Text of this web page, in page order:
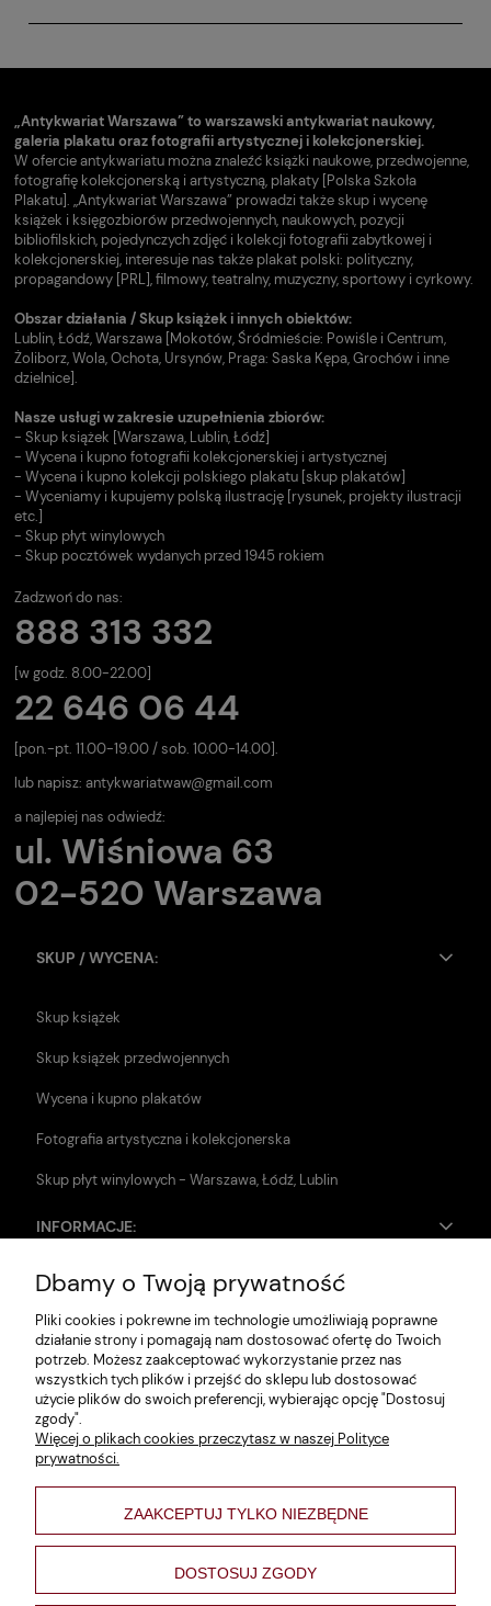
„Antykwariat Warszawa” to warszawski antykwariat naukowy,
galeria plakatu oraz fotografii artystycznej i kolekcjonerskiej.
W ofercie antykwariatu można znaleźć książki naukowe, przedwojenne,
fotografię kolekcjonerską i artystyczną, plakaty [Polska Szkoła
Plakatu]. „Antykwariat Warszawa” prowadzi także skup i wycenę
książek i księgozbiorów przedwojennych, naukowych, pozycji
bibliofilskich, pojedynczych zdjęć i kolekcji fotografii zabytkowej i
kolekcjonerskiej, interesuje nas także plakat polski: polityczny,
propagandowy [PRL], filmowy, teatralny, muzyczny, sportowy i cyrkowy.
Obszar działania / Skup książek i innych obiektów:
Lublin, Łódź, Warszawa [Mokotów, Śródmieście: Powiśle i Centrum,
Żoliborz, Wola, Ochota, Ursynów, Praga: Saska Kępa, Grochów i inne
dzielnice].
Nasze usługi w zakresie uzupełnienia zbiorów:
- Skup książek [Warszawa, Lublin, Łódź]
- Wycena i kupno fotografii kolekcjonerskiej i artystycznej
- Wycena i kupno kolekcji polskiego plakatu [skup plakatów]
- Wyceniamy i kupujemy polską ilustrację [rysunek, projekty ilustracji
etc.]
- Skup płyt winylowych
- Skup pocztówek wydanych przed 1945 rokiem
Zadzwoń do nas:
888 313 332
[w godz. 8.00-22.00]
22 646 06 44
[pon.-pt. 11.00-19.00 / sob. 10.00-14.00].
lub napisz: antykwariatwaw@gmail.com
a najlepiej nas odwiedź:
ul. Wiśniowa 63
02-520 Warszawa
SKUP / WYCENA:
Skup książek
Skup książek przedwojennych
Wycena i kupno plakatów
Fotografia artystyczna i kolekcjonerska
Skup płyt winylowych - Warszawa, Łódź, Lublin
INFORMACJE:
Zwroty i reklamacje
Dane firmy
Jak szukać?
Polityka prywatności
Regulamin
Poltyka cookies
varsaviana
Dbamy o Twoją prywatność
Pliki cookies i pokrewne im technologie umożliwiają poprawne
działanie strony i pomagają nam dostosować ofertę do Twoich
potrzeb. Możesz zaakceptować wykorzystanie przez nas
wszystkich tych plików i przejść do sklepu lub dostosować
użycie plików do swoich preferencji, wybierając opcję "Dostosuj
zgody".
Więcej o plikach cookies przeczytasz w naszej Polityce
prywatności.
ZAAKCEPTUJ TYLKO NIEZBĘDNE
DOSTOSUJ ZGODY